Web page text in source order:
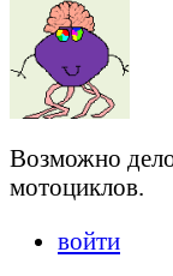
Возможно
мотоциклов.
войти